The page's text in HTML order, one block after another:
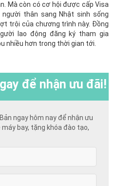
Mà còn có cơ hội được cấp Visa
thân sang Nhật sinh sống
trội của chương trình này. Đồng
lao động đăng ký tham gia
nhiều hơn trong thời gian tới.
để nhận ưu đãi!
ngay hôm nay để nhận ưu
bay, tặng khóa đào tạo,